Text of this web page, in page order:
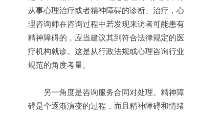
从事心理治疗或者精神障碍的诊断、治疗，心
理咨询师在咨询过程中若发现来访者可能患有
精神障碍的，应当建议其到符合法律规定的医
疗机构就诊。这是从行政法规或心理咨询行业
规范的角度考量。
另一角度是咨询服务合同对处理。精神障
碍是个逐渐演变的过程，而且精神障碍和情绪